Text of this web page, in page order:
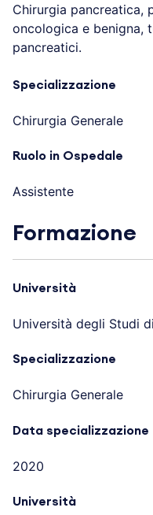
Chirurgia pancreatica,
oncologica e benigna,
pancreatici.
Specializzazione
Chirurgia Generale
Ruolo in Ospedale
Assistente
Formazione
Università
Università degli Studi
Specializzazione
Chirurgia Generale
Data specializzazione
2020
Università